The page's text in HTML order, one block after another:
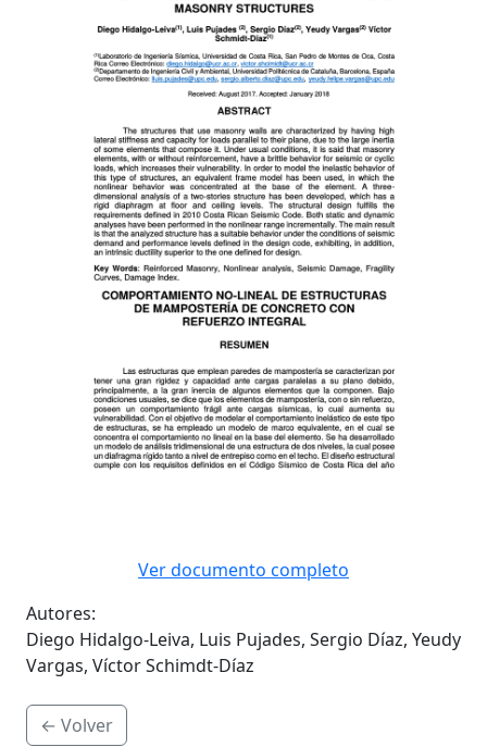
Ver documento completo
Autores:
Diego Hidalgo-Leiva, Luis Pujades, Sergio Díaz, Yeudy
Vargas, Víctor Schimdt-Díaz
← Volver